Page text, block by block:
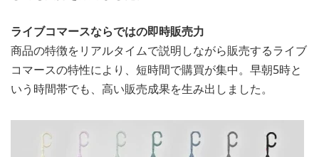
ライブコマースならではの即時販売力
商品の特徴をリアルタイムで説明しながら販売するライブ
コマースの特性により、短時間で購買が集中。早朝5時と
いう時間帯でも、高い販売成果を生み出しました。